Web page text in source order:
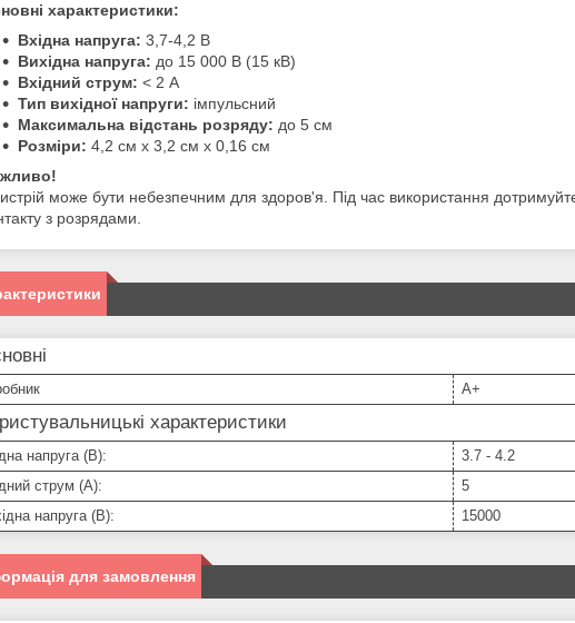
характеристики:
Вхідна напруга: 3,7-4,2 В
Вихідна напруга: до 15 000 В (15 кВ)
Вхідний струм: < 2 А
Тип вихідної напруги: імпульсний
Максимальна відстань розряду: до 5 см
Розміри: 4,2 см х 3,2 см х 0,16 см
може бути небезпечним для здоров'я. Під час використання
з розрядами.
A+
характеристики
напруга (В):
3.7 - 4.2
струм (А):
5
напруга (В):
15000
для замовлення